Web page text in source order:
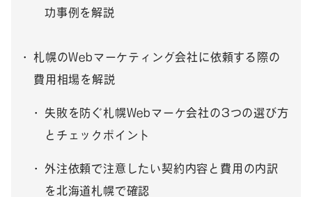
功事例を解説
札幌のWebマーケティング会社に依頼する際の
費用相場を解説
失敗を防ぐ札幌Webマーケ会社の3つの選び方
とチェックポイント
外注依頼で注意したい契約内容と費用の内訳
を北海道札幌で確認